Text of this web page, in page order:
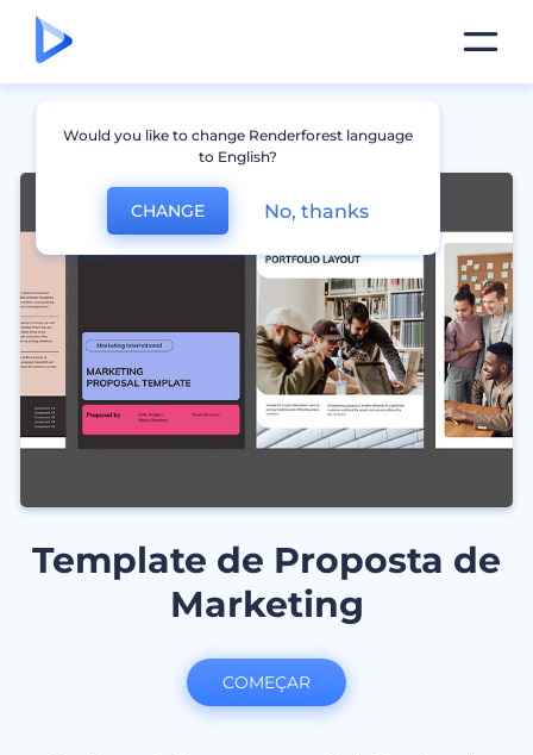
Template de Proposta de
Marketing
COMEÇAR
Would you like to change Renderforest language
to English?
CHANGE No, thanks